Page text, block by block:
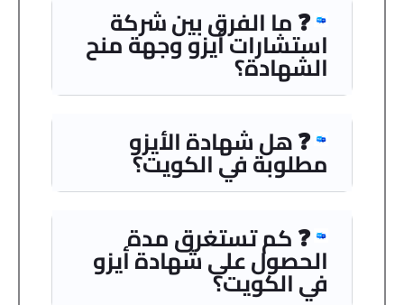
❓ ما الفرق بين شركة
استشارات أيزو وجهة منح
الشهادة؟
❓ هل شهادة الأيزو
مطلوبة في الكويت؟
❓ كم تستغرق مدة
الحصول على شهادة أيزو
في الكويت؟